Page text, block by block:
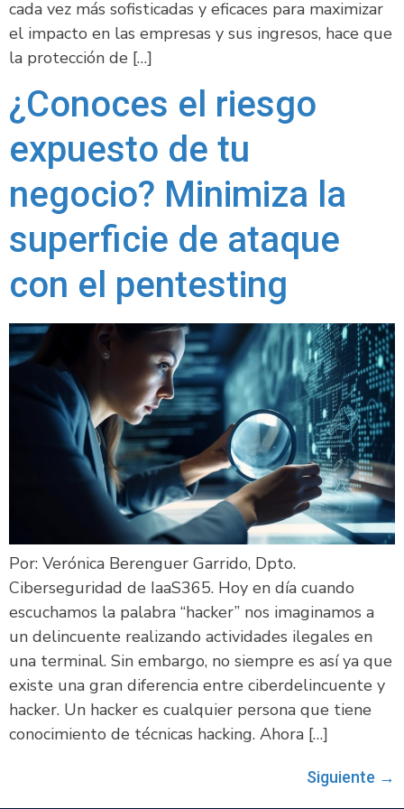
cada vez más sofisticadas y eficaces para maximizar
el impacto en las empresas y sus ingresos, hace que
la protección de […]
¿Conoces el riesgo
expuesto de tu
negocio? Minimiza la
superficie de ataque
con el pentesting
Por: Verónica Berenguer Garrido, Dpto.
Ciberseguridad de IaaS365. Hoy en día cuando
escuchamos la palabra “hacker” nos imaginamos a
un delincuente realizando actividades ilegales en
una terminal. Sin embargo, no siempre es así ya que
existe una gran diferencia entre ciberdelincuente y
hacker. Un hacker es cualquier persona que tiene
conocimiento de técnicas hacking. Ahora […]
Siguiente →